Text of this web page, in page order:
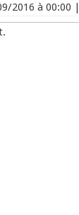
2016 à 00:00